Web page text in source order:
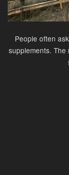
People often
supplements.